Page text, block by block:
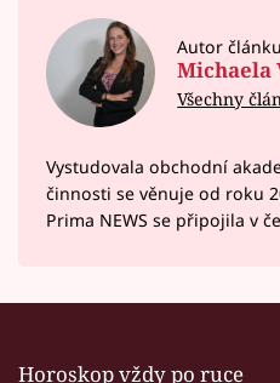
Autor článku
Michaela
Všechny
Vystudovala obchodní
činnosti se věnuje od roku
Prima NEWS se připojila v
Horoskop vždy po ruce